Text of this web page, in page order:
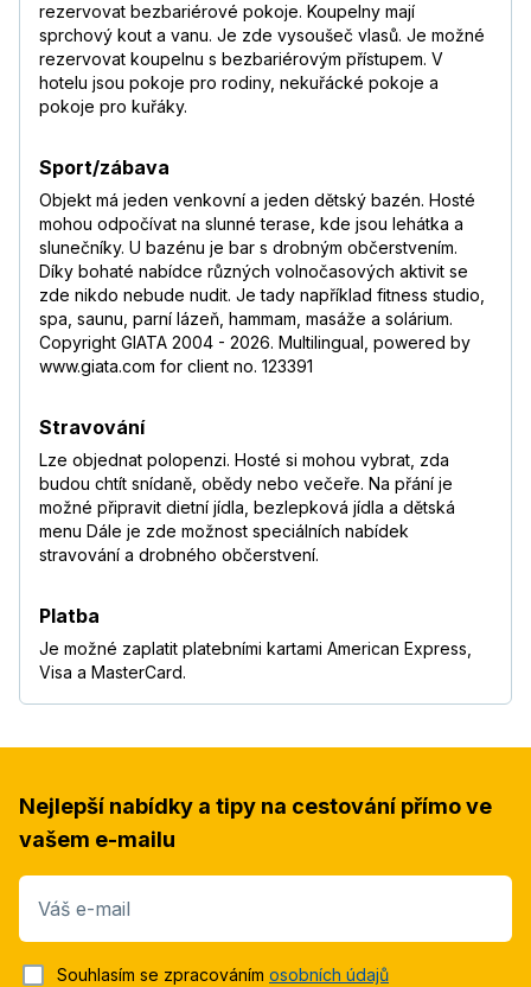
rezervovat bezbariérové pokoje. Koupelny mají
sprchový kout a vanu. Je zde vysoušeč vlasů. Je možné
rezervovat koupelnu s bezbariérovým přístupem. V
hotelu jsou pokoje pro rodiny, nekuřácké pokoje a
pokoje pro kuřáky.
Sport/zábava
Objekt má jeden venkovní a jeden dětský bazén. Hosté
mohou odpočívat na slunné terase, kde jsou lehátka a
slunečníky. U bazénu je bar s drobným občerstvením.
Díky bohaté nabídce různých volnočasových aktivit se
zde nikdo nebude nudit. Je tady například fitness studio,
spa, saunu, parní lázeň, hammam, masáže a solárium.
Copyright GIATA 2004 - 2026. Multilingual, powered by
www.giata.com for client no. 123391
Stravování
Lze objednat polopenzi. Hosté si mohou vybrat, zda
budou chtít snídaně, obědy nebo večeře. Na přání je
možné připravit dietní jídla, bezlepková jídla a dětská
menu Dále je zde možnost speciálních nabídek
stravování a drobného občerstvení.
Platba
Je možné zaplatit platebními kartami American Express,
Visa a MasterCard.
Nejlepší nabídky a tipy na cestování přímo ve
vašem e-mailu
Váš e-mail
Souhlasím se zpracováním osobních údajů